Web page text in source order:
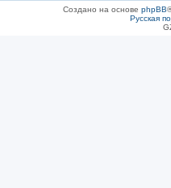
Создано на основе phpBB
Русская